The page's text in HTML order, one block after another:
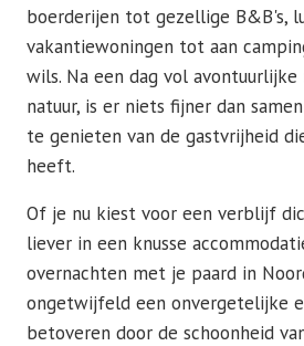
boerderijen tot gezellige B&B's,
vakantiewoningen tot aan
wils. Na een dag vol
natuur, is er niets fijner dan
te genieten van de gastvrijheid
heeft.
Of je nu kiest voor een verblijf
liever in een knusse
overnachten met je paard in
ongetwijfeld een onvergetelijke
betoveren door de schoonheid